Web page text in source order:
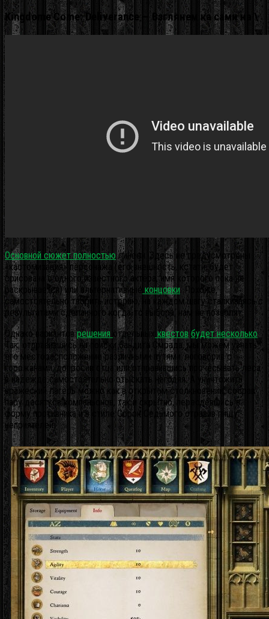
Kingdome Come: Deliverance — Взглянем ка сами на \
Основной сюжет полностьюлинеен. Здесь не предусмотрены
«кастомизация» персонажа (его внешность, кстати, будет
срисована с одного известного актёра, имя которого пока не
раскрывается) или альтернативные концовки . Похоже,
самостоятельно творить историю, на каждом шагу сталкиваясь с
результатами сделанного когда-то выбора, нам не позволят.
Однако вариантоврешения отдельных квестов будет несколько.
Так, отправившись на поиски бандита Смрада, мы можем узнать
его месторасположение различными путями: поговорив с
горожанами, допросив отца или отправившись прочёсывать леса
в надежде самостоятельно отыскать негодяя. А уничтожить
вражеский лагерь можно как в открытом столкновении, собрав
пару десятков компаньонов, так и скрытно, переодевшись в
форму противника и в стиле Сорок Седьмого отравив пищу
неприятелей.